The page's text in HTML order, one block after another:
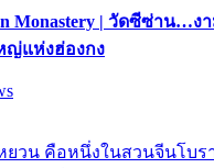
Monastery | วัดซีซ่าน…ง
ญ่แห่งฮ่องกง
ยวน คือหนึ่งในสวนจีนโบ